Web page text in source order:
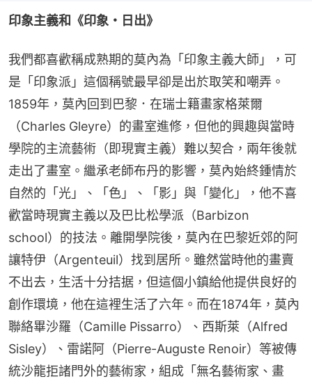
印象主義和《印象・日出》
我們都喜歡稱成熟期的莫內為「印象主義大師」，可
是「印象派」這個稱號最早卻是出於取笑和嘲弄。
1859年，莫內回到巴黎．在瑞士籍畫家格萊爾
（Charles Gleyre）的畫室進修，但他的興趣與當時
學院的主流藝術（即現實主義）難以契合，兩年後就
走出了畫室。繼承老師布丹的影響，莫內始終鍾情於
自然的「光」、「色」、「影」與「變化」，他不喜
歡當時現實主義以及巴比松學派（Barbizon
school）的技法。離開學院後，莫內在巴黎近郊的阿
讓特伊（Argenteuil）找到居所。雖然當時他的畫賣
不出去，生活十分拮据，但這個小鎮給他提供良好的
創作環境，他在這裡生活了六年。而在1874年，莫內
聯絡畢沙羅（Camille Pissarro）、西斯萊（Alfred
Sisley）、雷諾阿（Pierre-Auguste Renoir）等被傳
統沙龍拒諸門外的藝術家，組成「無名藝術家、畫